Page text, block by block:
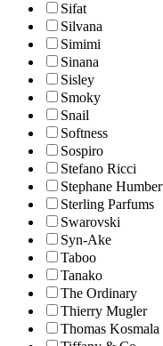
Sifat
Silvana
Simimi
Sinana
Sisley
Smoky
Snail
Softness
Sospiro
Stefano Ricci
Stephane
Sterling Parfums
Swarovski
Syn-Ake
Taboo
Tanako
The Ordinary
Thierry Mugler
Thomas Kosmala